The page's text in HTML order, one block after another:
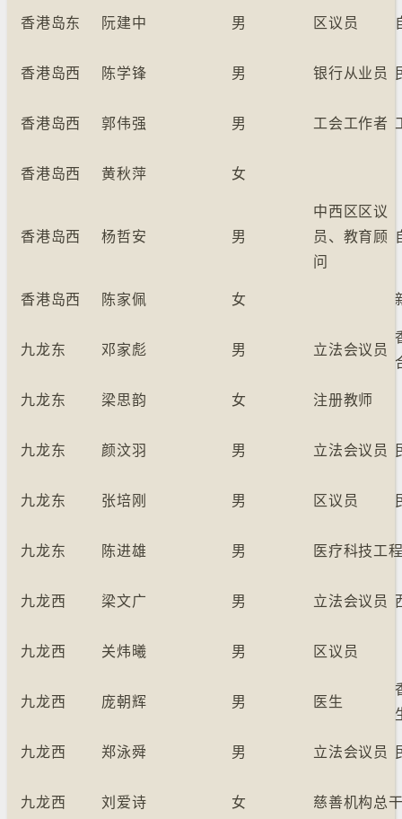
香港岛东 阮建中 男 区议员
香港岛西 陈学锋 男 银行从业员
香港岛西 郭伟强 男 工会工作者
香港岛西 黄秋萍 女
香港岛西 杨哲安 男
中西区区议
员、教育顾
问
香港岛西 陈家佩 女
九龙东 邓家彪 男 立法会议员
九龙东 梁思韵 女 注册教师
九龙东 颜汶羽 男 立法会议员
九龙东 张培刚 男 区议员
九龙东 陈进雄 男 医疗科技工
九龙西 梁文广 男 立法会议员
九龙西 关炜曦 男 区议员
九龙西 庞朝辉 男 医生
九龙西 郑泳舜 男 立法会议员
九龙西 刘爱诗 女 慈善机构总